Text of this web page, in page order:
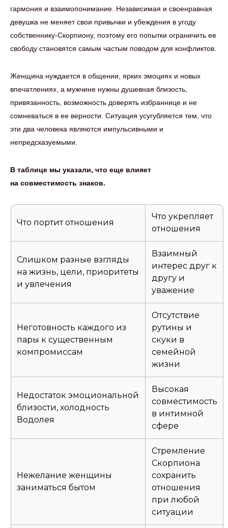
гармония и взаимопонимание. Независимая и своенравная
девушка не меняет свои привычки и убеждения в угоду
собственнику-Скорпиону, поэтому его попытки ограничить ее
свободу становятся самым частым поводом для конфликтов.
Женщина нуждается в общении, ярких эмоциях и новых
впечатлениях, а мужчине нужны душевная близость,
привязанность, возможность доверять избраннице и не
сомневаться в ее верности. Ситуация усугубляется тем, что
эти два человека являются импульсивными и
непредсказуемыми.
В таблице мы указали, что еще влияет
на совместимость знаков.
Что портит отношения
Что укрепляет
отношения
Слишком разные взгляды
на жизнь, цели, приоритеты
и увлечения
Взаимный
интерес друг к
другу и
уважение
Неготовность каждого из
пары к существенным
компромиссам
Отсутствие
рутины и
скуки в
семейной
жизни
Недостаток эмоциональной
близости, холодность
Водолея
Высокая
совместимость
в интимной
сфере
Нежелание женщины
заниматься бытом
Стремление
Скорпиона
сохранить
отношения
при любой
ситуации